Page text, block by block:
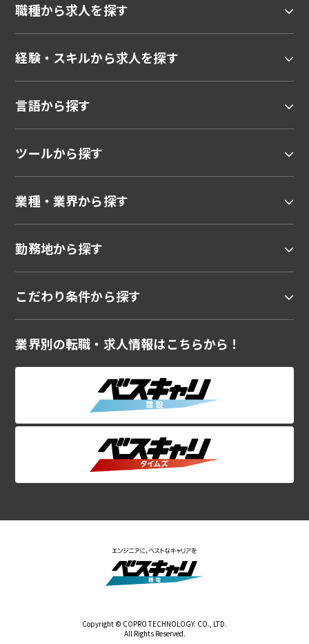
職種から求人を探す
経験・スキルから求人を探す
言語から探す
ツールから探す
業種・業界から探す
勤務地から探す
こだわり条件から探す
業界別の転職・求人情報はこちらから！
Copyright © COPRO TECHNOLOGY. CO., LTD.
All Rights Reserved.